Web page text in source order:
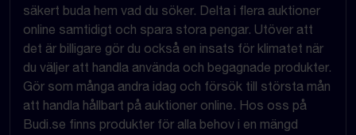
säkert buda hem vad du söker. Delta i flera auktioner
online samtidigt och spara stora pengar. Utöver att
det är billigare gör du också en insats för klimatet när
du väljer att handla använda och begagnade produkter.
Gör som många andra idag och försök till största mån
att handla hållbart på auktioner online. Hos oss på
Budi.se finns produkter för alla behov i en mängd